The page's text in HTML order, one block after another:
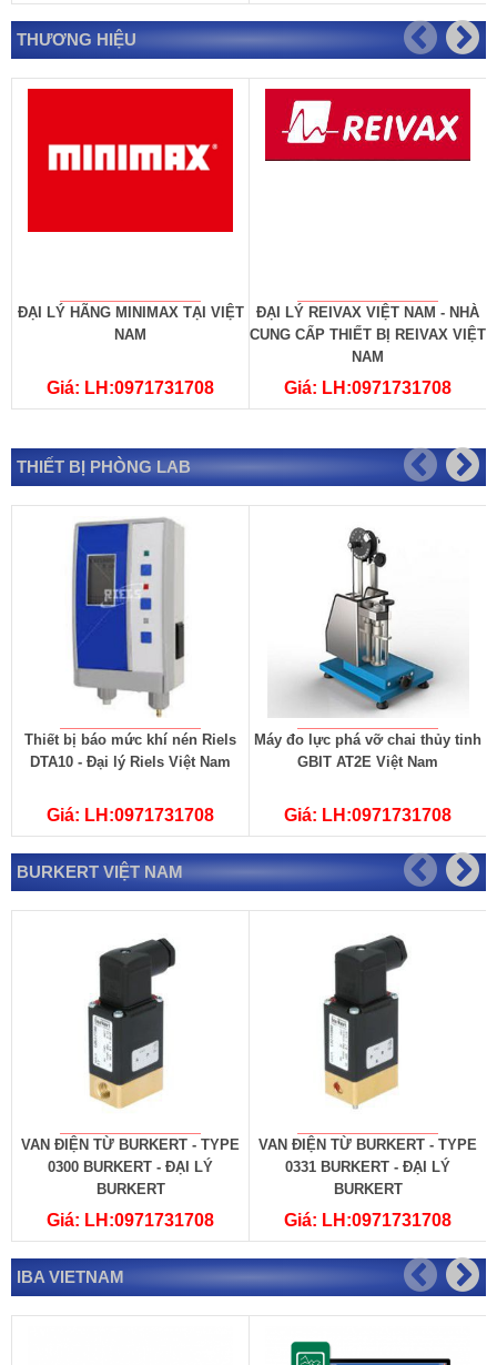
THƯƠNG HIỆU
ĐẠI LÝ HÃNG MINIMAX TẠI VIỆT
NAM
Giá: LH:0971731708
ĐẠI LÝ REIVAX VIỆT NAM - NHÀ
CUNG CẤP THIẾT BỊ REIVAX VIỆT
NAM
Giá: LH:0971731708
THIẾT BỊ PHÒNG LAB
Thiết bị báo mức khí nén Riels
DTA10 - Đại lý Riels Việt Nam
Giá: LH:0971731708
Máy đo lực phá vỡ chai thủy tinh
GBIT AT2E Việt Nam
Giá: LH:0971731708
BURKERT VIỆT NAM
VAN ĐIỆN TỪ BURKERT - TYPE
0300 BURKERT - ĐẠI LÝ
BURKERT
Giá: LH:0971731708
VAN ĐIỆN TỪ BURKERT - TYPE
0331 BURKERT - ĐẠI LÝ
BURKERT
Giá: LH:0971731708
IBA VIETNAM